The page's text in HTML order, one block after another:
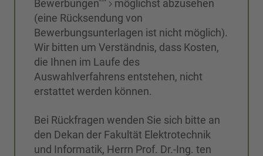
Bewerbungen
möglichst abzusehen
(eine Rücksendung von
Bewerbungsunterlagen ist nicht möglich).
Wir bitten um Verständnis, dass Kosten,
die Ihnen im Laufe des
Auswahlverfahrens entstehen, nicht
erstattet werden können.
Bei Rückfragen wenden Sie sich bitte an
den Dekan der Fakultät Elektrotechnik
und Informatik, Herrn Prof. Dr.-Ing. ten